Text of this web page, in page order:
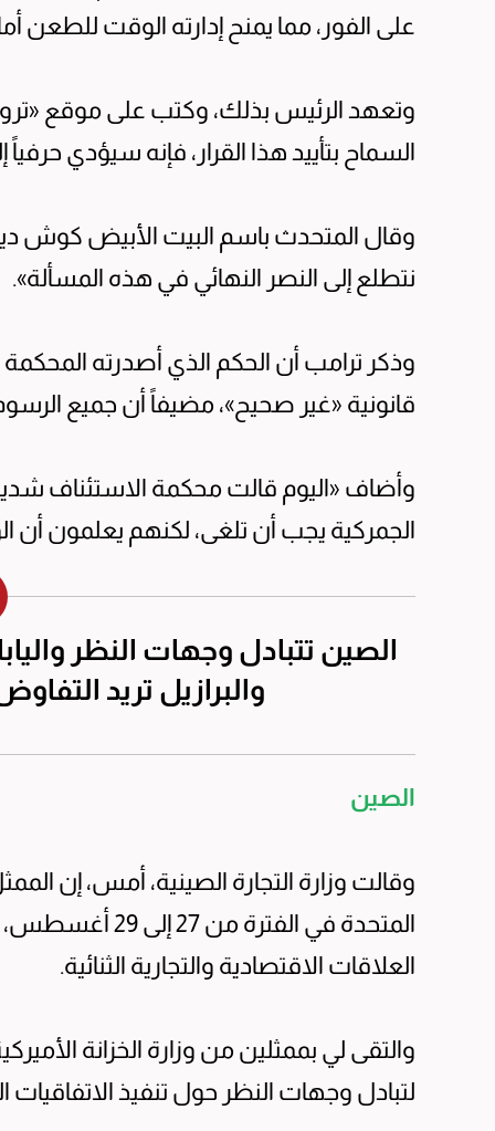
على الفور، مما يمنح إدارته الوقت للطعن
وتعهد الرئيس بذلك، وكتب على موقع
السماح بتأييد هذا القرار، فإنه سيؤدي حرفياً
وقال المتحدث باسم البيت الأبيض كوش
نتطلع إلى النصر النهائي في هذه المسألة».
وذكر ترامب أن الحكم الذي أصدرته
قانونية «غير صحيح»، مضيفاً أن جميع
وأضاف «اليوم قالت محكمة الاستئناف
الجمركية يجب أن تلغى، لكنهم يعلمون أن
الصين تتبادل وجهات النظر
والبرازيل تريد
الصين
وقالت وزارة التجارة الصينية، أمس، إن
المتحدة في
العلاقات الاقتصادية والتجارية الثنائية.
والتقى لي بممثلين من وزارة الخزانة
لتبادل وجهات النظر حول تنفيذ الاتفاقيات